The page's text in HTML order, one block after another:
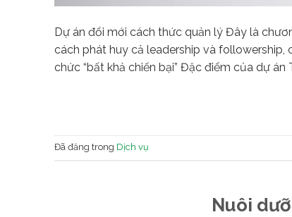
Dự án đổi mới cách thức quản lý Đây là
cách phát huy cả leadership và
chức “bất khả chiến bại” Đặc điểm của dự án
Đã đăng trong Dịch vụ
Nuôi